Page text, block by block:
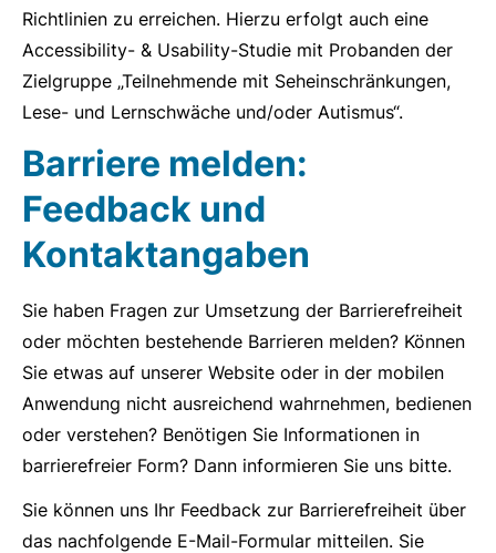
Richtlinien zu erreichen. Hierzu erfolgt auch eine
Accessibility- & Usability-Studie mit Probanden der
Zielgruppe „Teilnehmende mit Seheinschränkungen,
Lese- und Lernschwäche und/oder Autismus“.
Barriere melden:
Feedback und
Kontaktangaben
Sie haben Fragen zur Umsetzung der Barrierefreiheit
oder möchten bestehende Barrieren melden? Können
Sie etwas auf unserer Website oder in der mobilen
Anwendung nicht ausreichend wahrnehmen, bedienen
oder verstehen? Benötigen Sie Informationen in
barrierefreier Form? Dann informieren Sie uns bitte.
Sie können uns Ihr Feedback zur Barrierefreiheit über
das nachfolgende E-Mail-Formular mitteilen. Sie